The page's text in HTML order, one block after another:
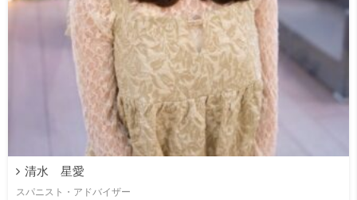
清水 星愛
スパニスト・アドバイザー